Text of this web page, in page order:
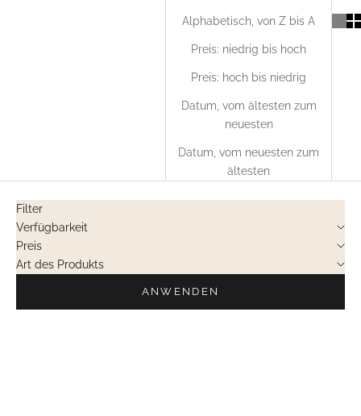
Alphabetisch, von Z bis A
Preis: niedrig bis hoch
Preis: hoch bis niedrig
Datum, vom ältesten zum
neuesten
Datum, vom neuesten zum
ältesten
Filter
Verfügbarkeit
Preis
Art des Produkts
ANWENDEN